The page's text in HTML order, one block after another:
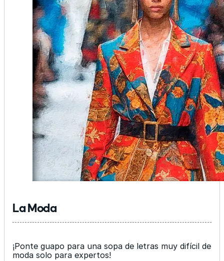
La Moda
¡Ponte guapo para una sopa de letras muy difícil de
moda solo para expertos!